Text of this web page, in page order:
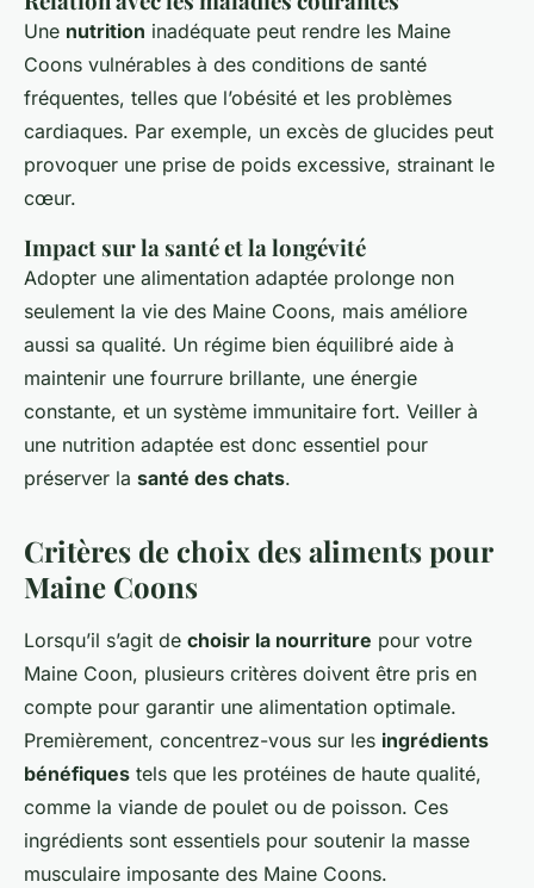
Une nutrition inadéquate peut rendre les Maine
Coons vulnérables à des conditions de santé
fréquentes, telles que l’obésité et les problèmes
cardiaques. Par exemple, un excès de glucides peut
provoquer une prise de poids excessive, strainant le
cœur.
Impact sur la santé et la longévité
Adopter une alimentation adaptée prolonge non
seulement la vie des Maine Coons, mais améliore
aussi sa qualité. Un régime bien équilibré aide à
maintenir une fourrure brillante, une énergie
constante, et un système immunitaire fort. Veiller à
une nutrition adaptée est donc essentiel pour
préserver la santé des chats.
Critères de choix des aliments pour
Maine Coons
Lorsqu’il s’agit de choisir la nourriture pour votre
Maine Coon, plusieurs critères doivent être pris en
compte pour garantir une alimentation optimale.
Premièrement, concentrez-vous sur les ingrédients
bénéfiques tels que les protéines de haute qualité,
comme la viande de poulet ou de poisson. Ces
ingrédients sont essentiels pour soutenir la masse
musculaire imposante des Maine Coons.